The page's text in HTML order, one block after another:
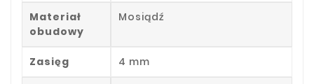
Materiał
obudowy
Mosiądź
Zasięg 4 mm